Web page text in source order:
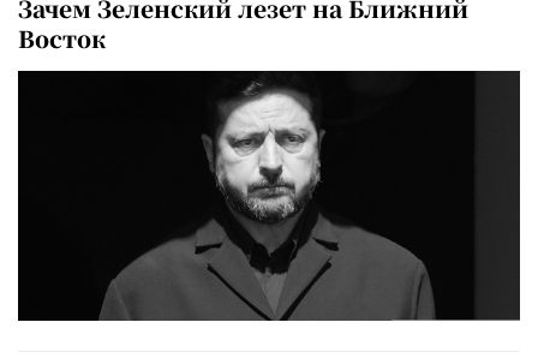
Зачем Зеленский лезет на Ближний
Восток